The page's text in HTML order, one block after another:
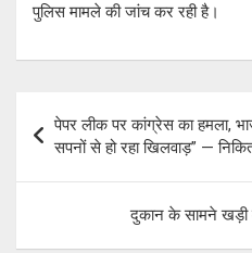
पुलिस मामले की जांच कर रही है।
Post
navigation
पेपर लीक पर कांग्रेस का हमला,
सपनों से हो रहा खिलवाड़” —
दुकान के सामने खड़ी